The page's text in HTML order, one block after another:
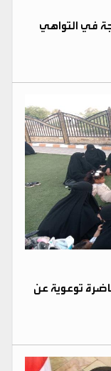
في التواهي
توعوية عن